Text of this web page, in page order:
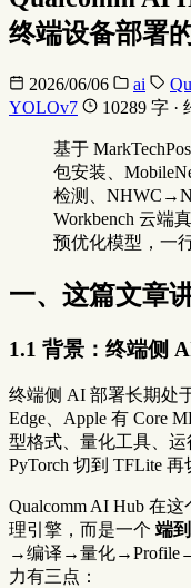
终端设备部署
2026/06/06 ai
YOLOv7
10289 字 ·
基于
包安装、
检测、
Workbench 云端
预优化模型，一
一、这篇文章
1.1 背景：终端侧
终端侧 AI 部署长期处
Edge、Apple 有 Core
型格式、量化工具、
PyTorch 切到 TFLite
Qualcomm AI Hub 在
理引擎，而是一个 端
→编译→量化→Profile→
力有三点：